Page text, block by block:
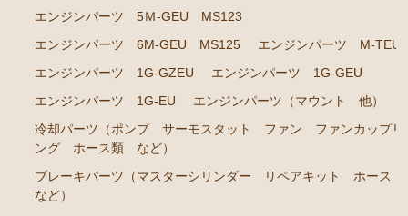
ーゲージなど）
ウエザーストリップ
カローラ スプリンター カローラFX
80年代、90年代その他
クラッチパーツ（マスターシリンダー クラッチレリ
ーズシリンダー オーバーホールキット など）
エンジンパーツ 5Ｍ-GEU MS123
エンジンパーツ 6M-GEU MS125
エンジンパーツ M-TEU
エンジンパーツ 1G-GZEU
エンジンパーツ 1G-GEU
エンジンパーツ 1G-EU
エンジンパーツ（マウント 他）
冷却パーツ（ポンプ サーモスタット ファン ファンカップリ
ング ホース類 など）
ブレーキパーツ（マスターシリンダー リペアキット ホース
など）